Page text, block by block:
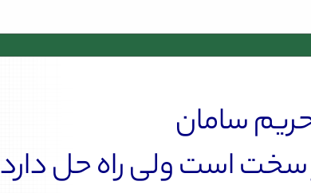
سامان
است ولی راه حل دارد